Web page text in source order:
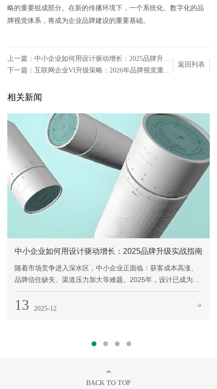
略的重要组成部分。在新的传播环境下，一个系统化、数字化的品
牌视觉体系，将成为企业品牌建设的重要基础。
上一篇：中小企业如何用设计驱动增长：2025品牌升级实战指南
返回列表
下一篇：互联网企业VI升级策略：2026年品牌视觉重塑的五个关键步骤
相关新闻
中小企业如何用设计驱动增长：2025品牌升级实战指南
随着市场竞争进入深水区，中小企业正面临：获客成本高涨、
品牌信任缺失、渠道压力加大等难题。2025年，设计已成为增
长新引擎——它不仅是“好看”，更是经营与战略的放大器。
13 2025-12
BACK TO TOP